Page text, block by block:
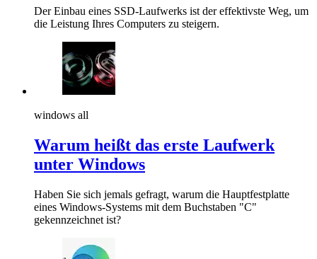
Der Einbau eines SSD-Laufwerks ist der effektivste Weg, um
die Leistung Ihres Computers zu steigern.
windows all
Warum heißt das erste Laufwerk
unter Windows
Haben Sie sich jemals gefragt, warum die Hauptfestplatte
eines Windows-Systems mit dem Buchstaben "C"
gekennzeichnet ist?